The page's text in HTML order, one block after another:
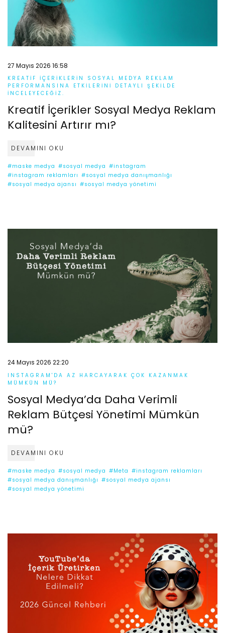
27 Mayıs 2026 16:58
KREATIF IÇERIKLERIN SOSYAL MEDYA REKLAM
PERFORMANSINA ETKILERINI DETAYLI ŞEKILDE
INCELEYECEĞIZ.
Kreatif İçerikler Sosyal Medya Reklam
Kalitesini Artırır mı?
DEVAMINI OKU
#maske medya #sosyal medya #instagram
#instagram reklamları #sosyal medya danışmanlığı
#sosyal medya ajansı #sosyal medya yönetimi
24 Mayıs 2026 22:20
INSTAGRAM'DA AZ HARCAYARAK ÇOK KAZANMAK
MÜMKÜN MÜ?
Sosyal Medya’da Daha Verimli
Reklam Bütçesi Yönetimi Mümkün
mü?
DEVAMINI OKU
#maske medya #sosyal medya #Meta #instagram reklamları
#sosyal medya danışmanlığı #sosyal medya ajansı
#sosyal medya yönetimi